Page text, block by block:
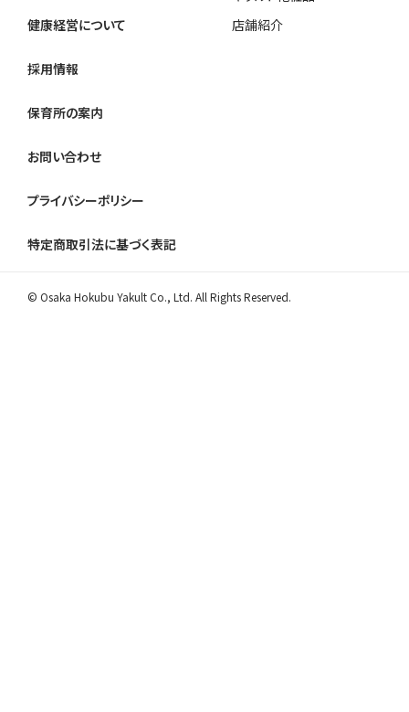
健康経営について
店舗紹介
採用情報
保育所の案内
お問い合わせ
プライバシーポリシー
特定商取引法に基づく表記
© Osaka Hokubu Yakult Co., Ltd. All Rights Reserved.